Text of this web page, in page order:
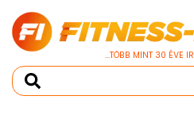
...TÖBB MINT 30 ÉVE